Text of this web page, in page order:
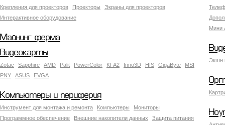
Мини
Крепления для проекторов Проекторы
Экраны для проекторов
Интерактивное оборудование
Майнинг ферма
Экшн
Видеокарты
Zotac Sapphire AMD Palit PowerColor KFA2 Inno3D HIS GigaByte
MSI
PNY
ASUS EVGA
Компьютеры и периферия
Инструмент для монтажа и ремонта Компьютеры
Мониторы
Программное обеспечение
Внешние накопители данных
Защита питания